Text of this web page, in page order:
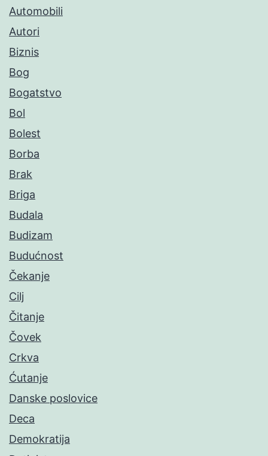
Automobili
Autori
Biznis
Bog
Bogatstvo
Bol
Bolest
Borba
Brak
Briga
Budala
Budizam
Budućnost
Čekanje
Cilj
Čitanje
Čovek
Crkva
Ćutanje
Danske poslovice
Deca
Demokratija